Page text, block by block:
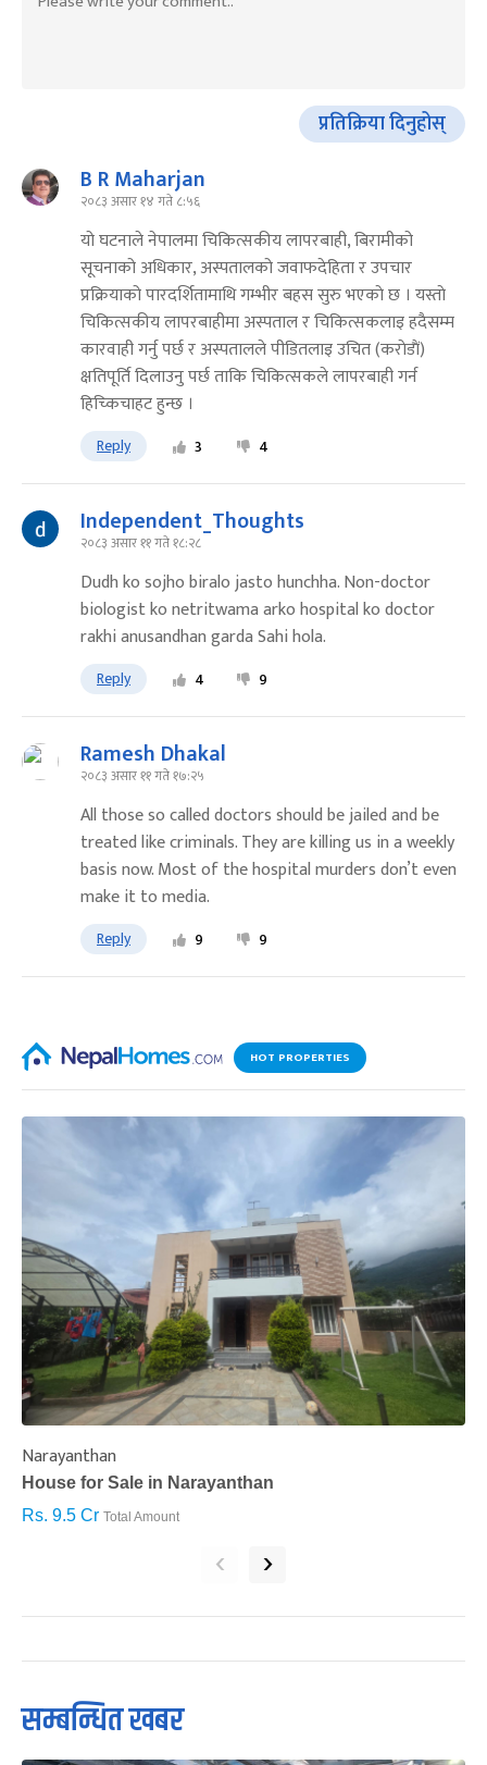
प्रतिक्रिया दिनुहोस्
B R Maharjan
२०८३ असार १४ गते ८:५६
यो घटनाले नेपालमा चिकित्सकीय लापरबाही, बिरामीको
सूचनाको अधिकार, अस्पतालको जवाफदेहिता र उपचार
प्रक्रियाको पारदर्शितामाथि गम्भीर बहस सुरु भएकाे छ । यस्ताे
चिकित्सकीय लापरबाहीमा अस्पताल र चिकित्सकलाइ हदैसम्म
कारवाही गर्नु पर्छ र अस्पतालले पीडितलाइ उचित (कराेडाैं)
क्षतिपूर्ति दिलाउनु पर्छ ताकि चिकित्सकले लापरबाही गर्न
हिच्किचाहट हुन्छ ।
Reply 3 4
Independent_Thoughts
२०८३ असार ११ गते १८:२८
Dudh ko sojho biralo jasto hunchha. Non-doctor
biologist ko netritwama arko hospital ko doctor
rakhi anusandhan garda Sahi hola.
Reply 4 9
Ramesh Dhakal
२०८३ असार ११ गते १७:२५
All those so called doctors should be jailed and be
treated like criminals. They are killing us in a weekly
basis now. Most of the hospital murders don’t even
make it to media.
Reply 9 9
HOT PROPERTIES
Narayanthan
House for Sale in Narayanthan
Rs. 9.5 Cr Total Amount
‹ ›
सम्बन्धित खबर